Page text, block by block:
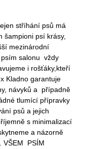
stříhání psů má
šampioni psí krásy,
mezinárodní
psím salonu vždy
i rošťáky,kteří
Kladno garantuje
návyků a případně
tlumící přípravky
psů a jejich
s minimalizací
a názorně
VŠEM PSÍM